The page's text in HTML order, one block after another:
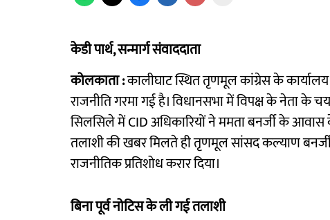
केडी पार्थ, सन्मार्ग संवाददाता
कोलकाता :कालीघाट स्थित तृणमूल कांग्रेस के
राजनीति गरमा गई है। विधानसभा में विपक्ष के नेता
सिलसिले में CID अधिकारियों ने ममता बनर्जी के आवास
तलाशी की खबर मिलते ही तृणमूल सांसद कल्याण
राजनीतिक प्रतिशोध करार दिया।
बिना पूर्व नोटिस के ली गई तलाशी